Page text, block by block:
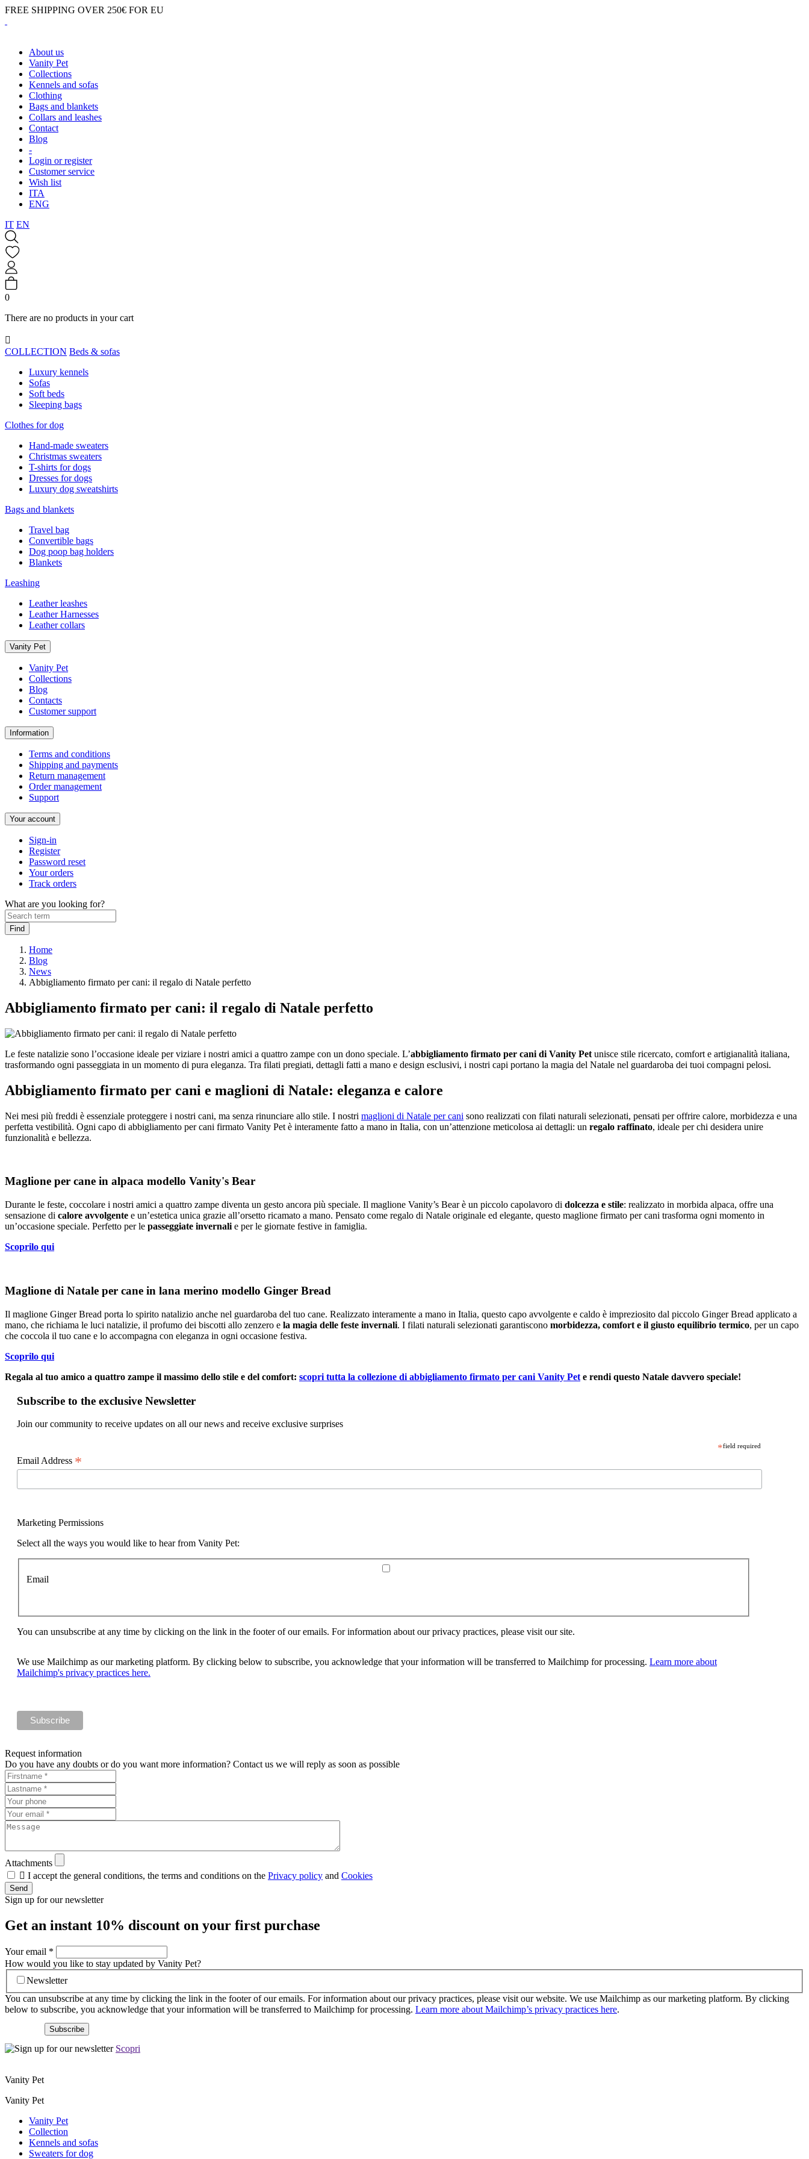
FREE SHIPPING OVER 250€ FOR EU
About us
Vanity Pet
Collections
Kennels and sofas
Clothing
Bags and blankets
Collars and leashes
Contact
Blog
-
Login or register
Customer service
Wish list
ITA
ENG
IT EN
0
There are no products in your cart

COLLECTION Beds & sofas
Luxury kennels
Sofas
Soft beds
Sleeping bags
Clothes for dog
Hand-made sweaters
Christmas sweaters
T-shirts for dogs
Dresses for dogs
Luxury dog sweatshirts
Bags and blankets
Travel bag
Convertible bags
Dog poop bag holders
Blankets
Leashing
Leather leashes
Leather Harnesses
Leather collars
Vanity Pet
Vanity Pet
Collections
Blog
Contacts
Customer support
Information
Terms and conditions
Shipping and payments
Return management
Order management
Support
Your account
Sign-in
Register
Password reset
Your orders
Track orders
What are you looking for?
Home
Blog
News
Abbigliamento firmato per cani: il regalo di Natale perfetto
Abbigliamento firmato per cani: il regalo di Natale perfetto
Le feste natalizie sono l’occasione ideale per viziare i nostri amici a quattro zampe con un dono speciale. L’abbigliamento firmato per cani di Vanity Pet unisce stile ricercato, comfort e artigianalità italiana,
trasformando ogni passeggiata in un momento di pura eleganza. Tra filati pregiati, dettagli fatti a mano e design esclusivi, i nostri capi portano la magia del Natale nel guardaroba dei tuoi compagni pelosi.
Abbigliamento firmato per cani e maglioni di Natale: eleganza e calore
Nei mesi più freddi è essenziale proteggere i nostri cani, ma senza rinunciare allo stile. I nostri maglioni di Natale per cani sono realizzati con filati naturali selezionati, pensati per offrire calore, morbidezza e una
perfetta vestibilità. Ogni capo di abbigliamento per cani firmato Vanity Pet è interamente fatto a mano in Italia, con un’attenzione meticolosa ai dettagli: un regalo raffinato, ideale per chi desidera unire
funzionalità e bellezza.
Maglione per cane in alpaca modello Vanity's Bear
Durante le feste, coccolare i nostri amici a quattro zampe diventa un gesto ancora più speciale. Il maglione Vanity’s Bear è un piccolo capolavoro di dolcezza e stile: realizzato in morbida alpaca, offre una
sensazione di calore avvolgente e un’estetica unica grazie all’orsetto ricamato a mano. Pensato come regalo di Natale originale ed elegante, questo maglione firmato per cani trasforma ogni momento in
un’occasione speciale. Perfetto per le passeggiate invernali e per le giornate festive in famiglia.
Scoprilo qui
Maglione di Natale per cane in lana merino modello Ginger Bread
Il maglione Ginger Bread porta lo spirito natalizio anche nel guardaroba del tuo cane. Realizzato interamente a mano in Italia, questo capo avvolgente e caldo è impreziosito dal piccolo Ginger Bread applicato a
mano, che richiama le luci natalizie, il profumo dei biscotti allo zenzero e la magia delle feste invernali. I filati naturali selezionati garantiscono morbidezza, comfort e il giusto equilibrio termico, per un capo
che coccola il tuo cane e lo accompagna con eleganza in ogni occasione festiva.
Scoprilo qui
Regala al tuo amico a quattro zampe il massimo dello stile e del comfort: scopri tutta la collezione di abbigliamento firmato per cani Vanity Pet e rendi questo Natale davvero speciale!
Subscribe to the exclusive Newsletter
Join our community to receive updates on all our news and receive exclusive surprises
*field required
Email Address *
Marketing Permissions
Select all the ways you would like to hear from Vanity Pet:
Email
You can unsubscribe at any time by clicking on the link in the footer of our emails. For information about our privacy practices, please visit our site.
We use Mailchimp as our marketing platform. By clicking below to subscribe, you acknowledge that your information will be transferred to Mailchimp for processing. Learn more about
Mailchimp's privacy practices here.
Request information
Do you have any doubts or do you want more information? Contact us we will reply as soon as possible
Attachments
 I accept the general conditions, the terms and conditions on the Privacy policy and Cookies
Send
Sign up for our newsletter
Get an instant 10% discount on your first purchase
Your email *
How would you like to stay updated by Vanity Pet?
Newsletter
You can unsubscribe at any time by clicking the link in the footer of our emails. For information about our privacy practices, please visit our website. We use Mailchimp as our marketing platform. By clicking
below to subscribe, you acknowledge that your information will be transferred to Mailchimp for processing. Learn more about Mailchimp’s privacy practices here.
Scopri
Vanity Pet
Vanity Pet
Vanity Pet
Collection
Kennels and sofas
Sweaters for dog